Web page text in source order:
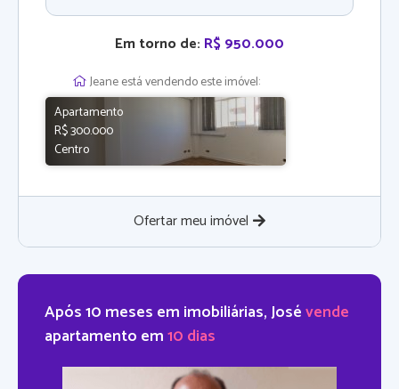
Em torno de: R$ 950.000
Jeane está vendendo este imóvel:
Apartamento
R$ 300.000
Centro
Ofertar meu imóvel
Após 10 meses em imobiliárias, Josévende
apartamento em10 dias